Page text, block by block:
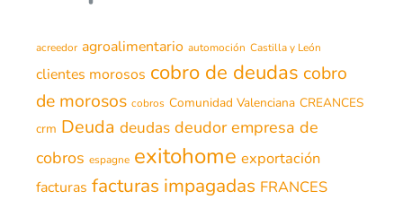
acreedor agroalimentario automoción Castilla y León
clientes morosos cobro de deudas cobro
de morosos cobros Comunidad Valenciana CREANCES
crm Deuda deudas deudor empresa de
cobros espagne exitohome exportación
facturas facturas impagadas FRANCES